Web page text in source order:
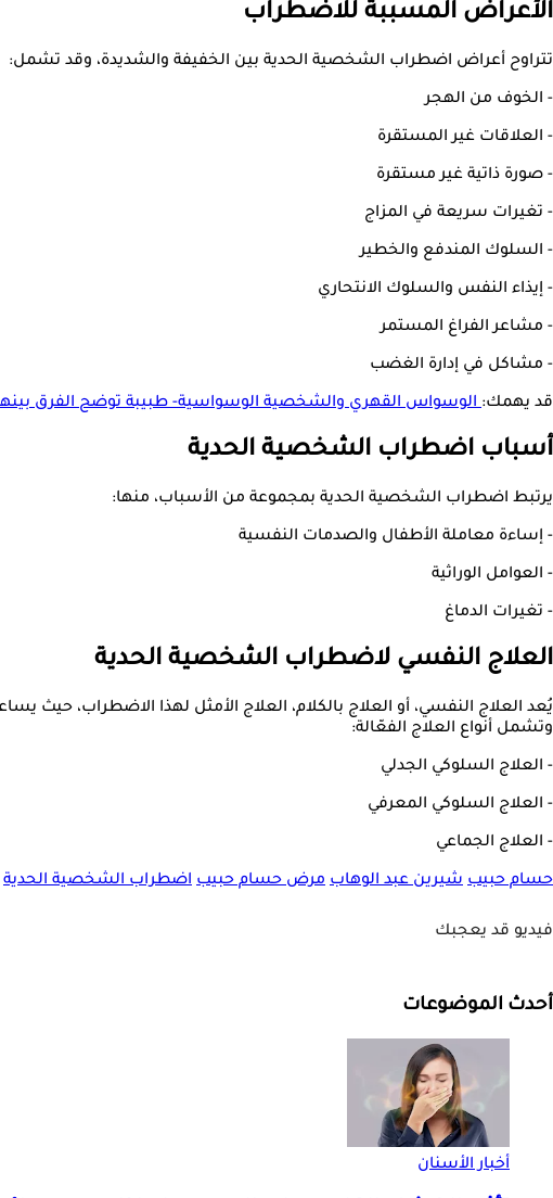
الأعراض المسببة للاضطراب
تتراوح أعراض اضطراب الشخصية الحدية بين الخفيفة والشديدة، وقد تشمل:
- الخوف من الهجر
- العلاقات غير المستقرة
- صورة ذاتية غير مستقرة
- تغيرات سريعة في المزاج
- السلوك المندفع والخطير
- إيذاء النفس والسلوك الانتحاري
- مشاعر الفراغ المستمر
- مشاكل في إدارة الغضب
قد يهمك:الوسواس القهري والشخصية الوسواسية- طبيبة توضح الفرق
أسباب اضطراب الشخصية الحدية
يرتبط اضطراب الشخصية الحدية بمجموعة من الأسباب، منها:
- إساءة معاملة الأطفال والصدمات النفسية
- العوامل الوراثية
- تغيرات الدماغ
العلاج النفسي لاضطراب الشخصية الحدية
يُعد العلاج النفسي، أو العلاج بالكلام، العلاج الأمثل لهذا الاضطراب، حيث
وتشمل أنواع العلاج الفعّالة:
- العلاج السلوكي الجدلي
- العلاج السلوكي المعرفي
- العلاج الجماعي
حسام حبيب شيرين عبد الوهاب مرض حسام حبيب اضطراب الشخصية الحدية
فيديو قد يعجبك
أحدث الموضوعات
أخبار الأسنان